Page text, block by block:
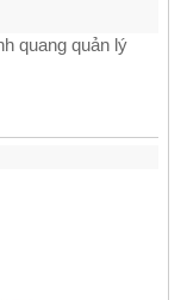
quang quản lý